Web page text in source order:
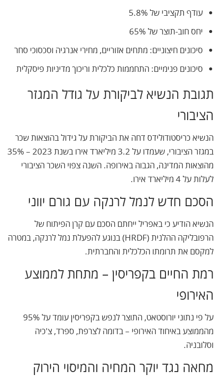
עודף תקציבי של 5.8%
יחס חוב-תוצר של 65%
סיכונים חיצוניים: מתחים אזוריים, מחירי אנרגיה וסכסוכי סחר
סיכונים פנימיים: התחממות כלכלית וריכוך מדיניות פיסקלית
תגובת הנשיא לביקורת על גודל המגזר
הציבורי
הנשיא כריסטודולידס דחה את הביקורת על גידול בהוצאות שכר
במגזר הציבורי, שעמדו על 3.2 מיליארד אירו בשנת 2023 – 35%
מהוצאות המדינה, הגבוה באירופה. השנה צפוי השכר הציבורי
לעלות על 4 מיליארד אירו.
הסכם חדש לנמל לרנקה עם גורם יווני
הנשיא הודיע כי באפריל ייחתם הסכם עם קרן הפיתוח של
הרפובליקה ההלנית (HRDF) בנוגע להפעלת נמל לרנקה, במטרה
למקסם את תרומתו הכלכלית והחברתית.
רמת החיים בקפריסין – מתחת לממוצע
האירופי
על פי נתוני יורוסטאט, התוצר לנפש בקפריסין עומד על 95%
מהממוצע באיחוד האירופי – בדומה לצרפת, ספרד, צ'כיה
וסלובניה.
מחאה נגד יוקר המחיה והמיסוי הירוק